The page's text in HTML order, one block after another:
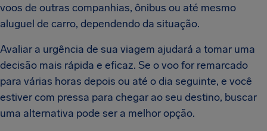
voos de outras companhias, ônibus ou até mesmo
aluguel de carro, dependendo da situação.
Avaliar a urgência de sua viagem ajudará a tomar uma
decisão mais rápida e eficaz. Se o voo for remarcado
para várias horas depois ou até o dia seguinte, e você
estiver com pressa para chegar ao seu destino, buscar
uma alternativa pode ser a melhor opção.